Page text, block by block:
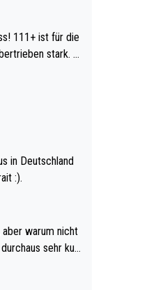
stark. U
in Deutschland
:).
warum nicht